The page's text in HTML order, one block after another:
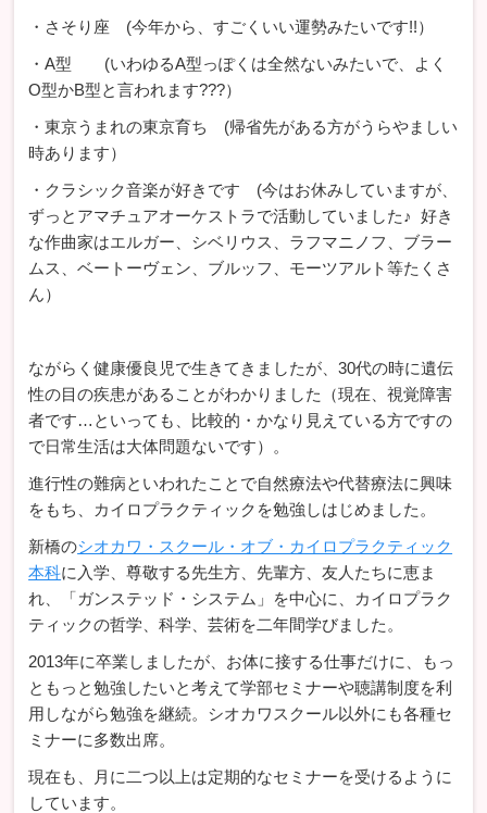
・さそり座 (今年から、すごくいい運勢みたいです!!）
・A型 (いわゆるA型っぽくは全然ないみたいで、よく
O型かB型と言われます???）
・東京うまれの東京育ち (帰省先がある方がうらやましい
時あります）
・クラシック音楽が好きです (今はお休みしていますが、
ずっとアマチュアオーケストラで活動していました♪ 好き
な作曲家はエルガー、シベリウス、ラフマニノフ、ブラー
ムス、ベートーヴェン、ブルッフ、モーツアルト等たくさ
ん）
ながらく健康優良児で生きてきましたが、30代の時に遺伝
性の目の疾患があることがわかりました（現在、視覚障害
者です…といっても、比較的・かなり見えている方ですの
で日常生活は大体問題ないです）。
進行性の難病といわれたことで自然療法や代替療法に興味
をもち、カイロプラクティックを勉強しはじめました。
新橋のシオカワ・スクール・オブ・カイロプラクティック
本科に入学、尊敬する先生方、先輩方、友人たちに恵ま
れ、「ガンステッド・システム」を中心に、カイロプラク
ティックの哲学、科学、芸術を二年間学びました。
2013年に卒業しましたが、お体に接する仕事だけに、もっ
ともっと勉強したいと考えて学部セミナーや聴講制度を利
用しながら勉強を継続。シオカワスクール以外にも各種セ
ミナーに多数出席。
現在も、月に二つ以上は定期的なセミナーを受けるように
しています。